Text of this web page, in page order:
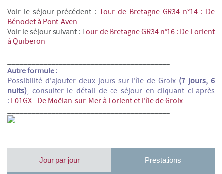
Voir le séjour précédent : Tour de Bretagne GR34 n°14 : De
Bénodet à Pont-Aven
Voir le séjour suivant : Tour de Bretagne GR34 n°16 : De Lorient
à Quiberon
Autre formule :
Possibilité d'ajouter deux jours sur l'île de Groix (7 jours, 6
nuits), consulter le détail de ce séjour en cliquant ci-après
: L01GX - De Moëlan-sur-Mer à Lorient et l'île de Groix
Jour par jour Prestations